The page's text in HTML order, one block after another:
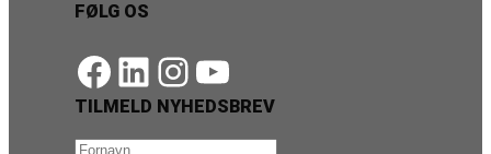
FØLG OS
https://www.facebook.com/danishbeachvolleytour LinkedIn Instagram YouTube
TILMELD NYHEDSBREV